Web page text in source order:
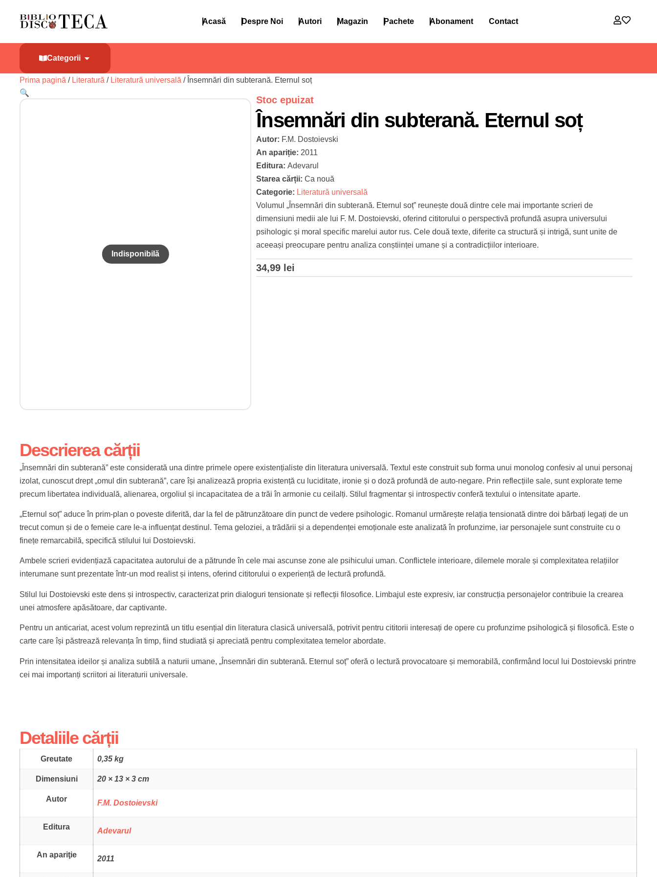
Acasă Despre Noi Autori Magazin Pachete Abonament Contact
Categorii
Prima pagină / Literatură / Literatură universală / Însemnări din subterană. Eternul soț
🔍
Stoc epuizat
Însemnări din subterană. Eternul soț
Autor: F.M. Dostoievski
An apariție: 2011
Editura:Adevarul
Starea cărții:Ca nouă
Categorie: Literatură universală
Volumul „Însemnări din subterană. Eternul soț” reunește două dintre cele mai importante scrieri de
dimensiuni medii ale lui F. M. Dostoievski, oferind cititorului o perspectivă profundă asupra universului
psihologic și moral specific marelui autor rus. Cele două texte, diferite ca structură și intrigă, sunt unite de
aceeași preocupare pentru analiza conștiinței umane și a contradicțiilor interioare.
34,99 lei
Descrierea cărții
„Însemnări din subterană” este considerată una dintre primele opere existențialiste din literatura universală. Textul este construit sub forma unui monolog confesiv al unui personaj
izolat, cunoscut drept „omul din subterană”, care își analizează propria existență cu luciditate, ironie și o doză profundă de auto-negare. Prin reflecțiile sale, sunt explorate teme
precum libertatea individuală, alienarea, orgoliul și incapacitatea de a trăi în armonie cu ceilalți. Stilul fragmentar și introspectiv conferă textului o intensitate aparte.
„Eternul soț” aduce în prim-plan o poveste diferită, dar la fel de pătrunzătoare din punct de vedere psihologic. Romanul urmărește relația tensionată dintre doi bărbați legați de un
trecut comun și de o femeie care le-a influențat destinul. Tema geloziei, a trădării și a dependenței emoționale este analizată în profunzime, iar personajele sunt construite cu o
finețe remarcabilă, specifică stilului lui Dostoievski.
Ambele scrieri evidențiază capacitatea autorului de a pătrunde în cele mai ascunse zone ale psihicului uman. Conflictele interioare, dilemele morale și complexitatea relațiilor
interumane sunt prezentate într-un mod realist și intens, oferind cititorului o experiență de lectură profundă.
Stilul lui Dostoievski este dens și introspectiv, caracterizat prin dialoguri tensionate și reflecții filosofice. Limbajul este expresiv, iar construcția personajelor contribuie la crearea
unei atmosfere apăsătoare, dar captivante.
Pentru un anticariat, acest volum reprezintă un titlu esențial din literatura clasică universală, potrivit pentru cititorii interesați de opere cu profunzime psihologică și filosofică. Este o
carte care își păstrează relevanța în timp, fiind studiată și apreciată pentru complexitatea temelor abordate.
Prin intensitatea ideilor și analiza subtilă a naturii umane, „Însemnări din subterană. Eternul soț” oferă o lectură provocatoare și memorabilă, confirmând locul lui Dostoievski printre
cei mai importanți scriitori ai literaturii universale.
Detaliile cărții
Greutate 0,35 kg
Dimensiuni 20 × 13 × 3 cm
Autor F.M. Dostoievski
Editura Adevarul
An apariţie 2011